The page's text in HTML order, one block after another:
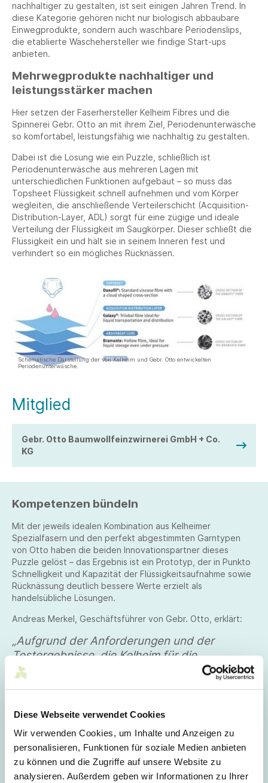
Diese Webseite verwendet Cookies
Wir verwenden Cookies, um Inhalte und Anzeigen zu
personalisieren, Funktionen für soziale Medien anbieten
zu können und die Zugriffe auf unsere Website zu
analysieren. Außerdem geben wir Informationen zu Ihrer
nachhaltiger zu gestalten, ist seit einigen Jahren Trend. In
diese Kategorie gehören nicht nur biologisch abbaubare
Einwegprodukte, sondern auch waschbare Periodenslips,
die etablierte Wäschehersteller wie findige Start-ups
anbieten.
Mehrwegprodukte nachhaltiger und
leistungsstärker machen
Hier setzen der Faserhersteller Kelheim Fibres und die
Spinnerei Gebr. Otto an mit ihrem Ziel, Periodenunterwäsche
so komfortabel, leistungsfähig wie nachhaltig zu gestalten.
Dabei ist die Lösung wie ein Puzzle, schließlich ist
Periodenunterwäsche aus mehreren Lagen mit
unterschiedlichen Funktionen aufgebaut – so muss das
Topsheet Flüssigkeit schnell aufnehmen und vom Körper
wegleiten, die anschließende Verteilerschicht (Acquisition-
Distribution-Layer, ADL) sorgt für eine zügige und ideale
Verteilung der Flüssigkeit im Saugkörper. Dieser schließt die
Flüssigkeit ein und hält sie in seinem Inneren fest und
verhindert so ein mögliches Rücknässen.
Schematische Darstellung der von Kelheim und Gebr. Otto entwickelten
Periodenunterwäsche.
Mitglied
Gebr. Otto Baumwollfeinzwirnerei GmbH + Co.
KG
Kompetenzen bündeln
Mit der jeweils idealen Kombination aus Kelheimer
Spezialfasern und den perfekt abgestimmten Garntypen
von Otto haben die beiden Innovationspartner dieses
Puzzle gelöst – das Ergebnis ist ein Prototyp, der in Punkto
Schnelligkeit und Kapazität der Flüssigkeitsaufnahme sowie
Rücknässung deutlich bessere Werte erzielt als
handelsübliche Lösungen.
Andreas Merkel, Geschäftsführer von Gebr. Otto, erklärt:
„Aufgrund der Anforderungen und der
Testergebnisse, die Kelheim für die
verschiedenen Schichten ermittelt hat,
entwickeln wir unsere Garnmischungen. Auf
Spezialanfragen von Wäsche-Brands, also
den Verwendern, können wir kurzfristig die
gewünschten Garne liefern.“
Von Haus aus nachhaltig